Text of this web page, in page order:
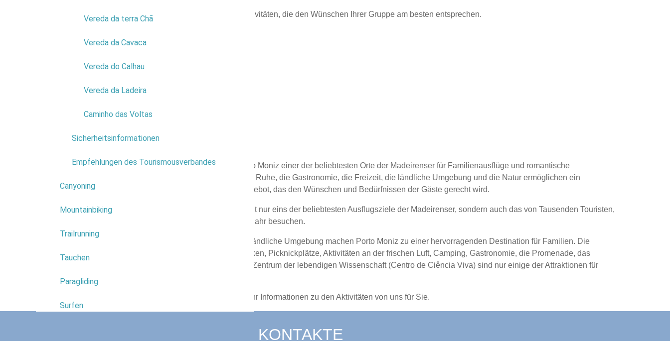
Vereda da terra Chã
Vereda da Cavaca
Vereda do Calhau
Vereda da Ladeira
Caminho das Voltas
Sicherheitsinformationen
Empfehlungen des Tourismousverbandes
Canyoning
Mountainbiking
Trailrunning
Tauchen
Paragliding
Surfen
Wählen Sie die Aktivitäten, die den Wünschen Ihrer Gruppe am besten entsprechen.
Traditionell ist Porto Moniz einer der beliebtesten Orte der Madeirenser für Familienausflüge und romantische
Wochenenden. Die Ruhe, die Gastronomie, die Freizeit, die ländliche Umgebung und die Natur ermöglichen ein
umfangreiches Angebot, das den Wünschen und Bedürfnissen der Gäste gerecht wird.
Porto Moniz ist nicht nur eins der beliebtesten Ausflugsziele der Madeirenser, sondern auch das von Tausenden Touristen,
die Madeira jedes Jahr besuchen.
Die Natur und die ländliche Umgebung machen Porto Moniz zu einer hervorragenden Destination für Familien. Die
Naturschwimmbecken, Picknickplätze, Aktivitäten an der frischen Luft, Camping, Gastronomie, die Promenade, das
Aquarium und das Zentrum der lebendigen Wissenschaft (Centro de Ciência Viva) sind nur einige der Attraktionen für
Hier finden Sie mehr Informationen zu den Aktivitäten von uns für Sie.
KONTAKTE